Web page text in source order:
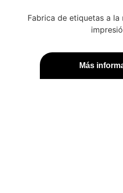
Fabrica de etiquetas a
Más